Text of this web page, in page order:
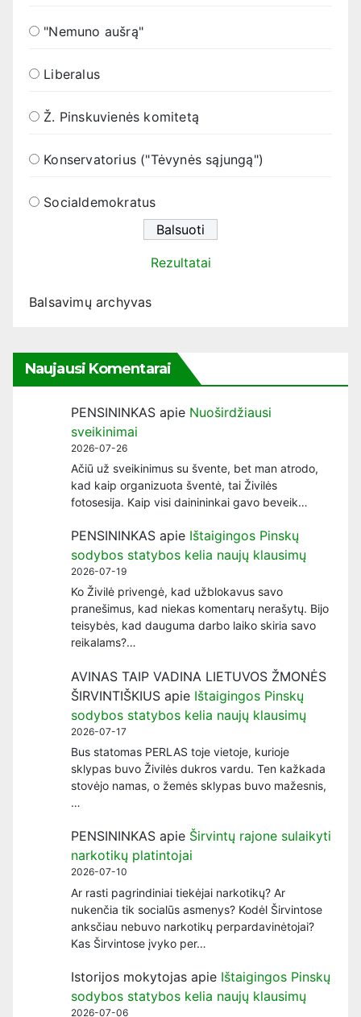
"Nemuno aušrą"
Liberalus
Ž. Pinskuvienės komitetą
Konservatorius ("Tėvynės sąjungą")
Socialdemokratus
Rezultatai
Balsavimų archyvas
Naujausi Komentarai
PENSININKAS apie Nuoširdžiausi
sveikinimai
2026-07-26
Ačiū už sveikinimus su švente, bet man atrodo,
kad kaip organizuota šventė, tai Živilės
fotosesija. Kaip visi dainininkai gavo beveik…
PENSININKAS apie Ištaigingos Pinskų
sodybos statybos kelia naujų klausimų
2026-07-19
Ko Živilė privengė, kad užblokavus savo
pranešimus, kad niekas komentarų nerašytų. Bijo
teisybės, kad dauguma darbo laiko skiria savo
reikalams?…
AVINAS TAIP VADINA LIETUVOS ŽMONĖS
ŠIRVINTIŠKIUS apie Ištaigingos Pinskų
sodybos statybos kelia naujų klausimų
2026-07-17
Bus statomas PERLAS toje vietoje, kurioje
sklypas buvo Živilės dukros vardu. Ten kažkada
stovėjo namas, o žemės sklypas buvo mažesnis,
…
PENSININKAS apie Širvintų rajone sulaikyti
narkotikų platintojai
2026-07-10
Ar rasti pagrindiniai tiekėjai narkotikų? Ar
nukenčia tik socialūs asmenys? Kodėl Širvintose
anksčiau nebuvo narkotikų perpardavinėtojai?
Kas Širvintose įvyko per…
Istorijos mokytojas apie Ištaigingos Pinskų
sodybos statybos kelia naujų klausimų
2026-07-06